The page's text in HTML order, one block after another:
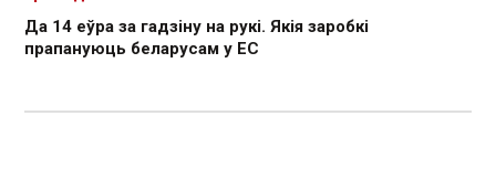
Да 14 еўра за гадзіну на рукі. Якія заробкі
прапануюць беларусам у ЕС